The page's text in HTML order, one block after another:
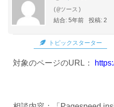
(@ツース)
結合: 5年前
投稿: 2
トピックスターター
対象のページのURL：